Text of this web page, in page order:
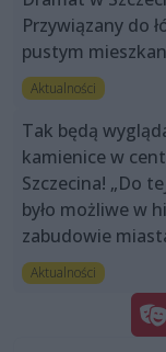
Przywiązany do
pustym
Aktualności
Tak będą
kamienice w
Szczecina! „Do
było możliwe w
zabudowie
Aktualności